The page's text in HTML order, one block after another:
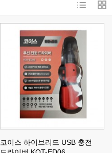
코이스 하이브리드 USB 충전